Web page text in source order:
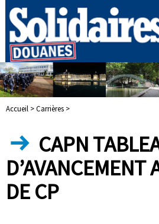
Accueil >Carrières >
CAPN
D’AVANCEMENT
DE CP